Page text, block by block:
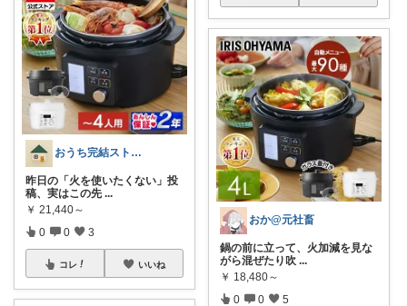
おうち完結ストックROOM
昨日の「火を使いたくない」投
稿、実はこの先 ...
￥ 21,440～
0 0 3
コレ いいね
おか@元社畜
鍋の前に立って、火加減を見な
がら混ぜたり吹 ...
￥ 18,480～
0 0 5